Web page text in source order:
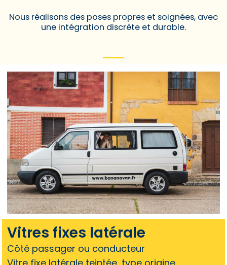
Nous réalisons des poses propres et soignées, avec
une intégration discrète et durable.
Vitres fixes latérale
Côté passager ou conducteur